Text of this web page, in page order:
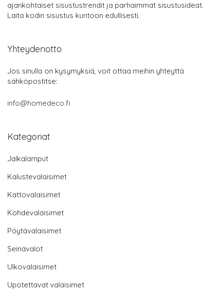
ajankohtaiset sisustustrendit ja parhaimmat sisustusideat.
Laita kodin sisustus kuntoon edullisesti.
Yhteydenotto
Jos sinulla on kysymyksiä, voit ottaa meihin yhteyttä
sähköpostitse:
info@homedeco.fi
Kategoriat
Jalkalamput
Kalustevalaisimet
Kattovalaisimet
Kohdevalaisimet
Pöytävalaisimet
Seinävalot
Ulkovalaisimet
Upotettavat valaisimet